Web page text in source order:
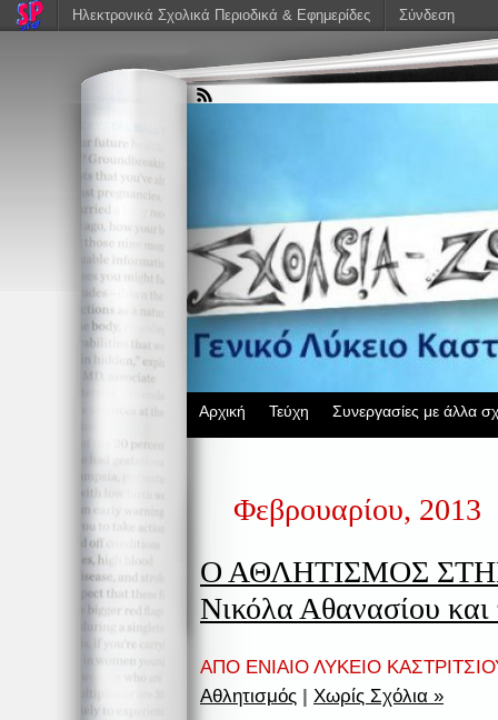
Αρχική Τεύχη Συνεργασίες με άλλα
Φεβρουαρίου, 2013
Ο ΑΘΛΗΤΙΣΜΟΣ
Νικόλα Αθανασίου
ΑΠΟ ΕΝΙΑΙΟ ΛΥΚΕΙΟ
Αθλητισμός | Χωρίς Σχόλια »
Ηλεκτρονικά Σχολικά Περιοδικά & Εφημερίδες Σύνδεση